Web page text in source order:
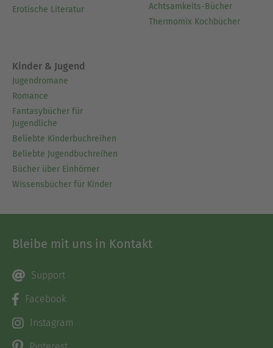
Erotische Literatur
Achtsamkeits-Bücher
Thermomix Kochbücher
Kinder & Jugend
Jugendromane
Romance
Fantasybücher für
Jugendliche
Beliebte Kinderbuchreihen
Beliebte Jugendbuchreihen
Bücher über Einhörner
Wissensbücher für Kinder
Bleibe mit uns in Kontakt
Support
Facebook
Instagram